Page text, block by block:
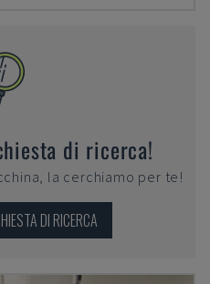
di ricerca!
la cerchiamo per te!
DI RICERCA